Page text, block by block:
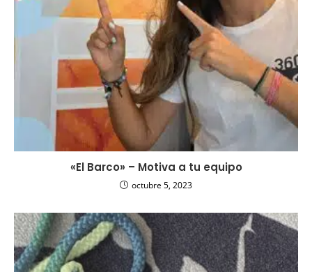
«El Barco» – Motiva a tu equipo
octubre 5, 2023